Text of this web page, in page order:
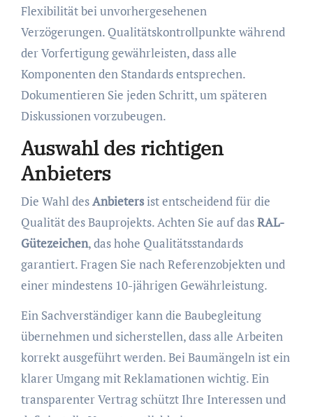
Flexibilität bei unvorhergesehenen
Verzögerungen. Qualitätskontrollpunkte während
der Vorfertigung gewährleisten, dass alle
Komponenten den Standards entsprechen.
Dokumentieren Sie jeden Schritt, um späteren
Diskussionen vorzubeugen.
Auswahl des richtigen
Anbieters
Die Wahl desAnbietersist entscheidend für die
Qualität des Bauprojekts. Achten Sie auf dasRAL-
Gütezeichen, das hohe Qualitätsstandards
garantiert. Fragen Sie nach Referenzobjekten und
einer mindestens 10-jährigen Gewährleistung.
Ein Sachverständiger kann die Baubegleitung
übernehmen und sicherstellen, dass alle Arbeiten
korrekt ausgeführt werden. Bei Baumängeln ist ein
klarer Umgang mit Reklamationen wichtig. Ein
transparenter Vertrag schützt Ihre Interessen und